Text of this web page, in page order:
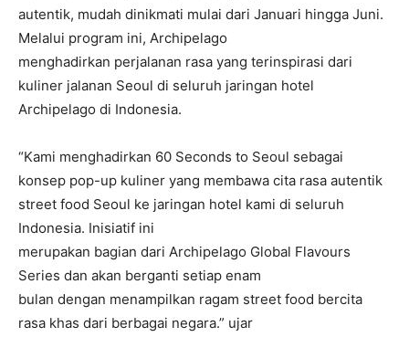
autentik, mudah dinikmati mulai dari Januari hingga Juni.
Melalui program ini, Archipelago
menghadirkan perjalanan rasa yang terinspirasi dari
kuliner jalanan Seoul di seluruh jaringan hotel
Archipelago di Indonesia.
“Kami menghadirkan 60 Seconds to Seoul sebagai
konsep pop-up kuliner yang membawa cita rasa autentik
street food Seoul ke jaringan hotel kami di seluruh
Indonesia. Inisiatif ini
merupakan bagian dari Archipelago Global Flavours
Series dan akan berganti setiap enam
bulan dengan menampilkan ragam street food bercita
rasa khas dari berbagai negara.” ujar